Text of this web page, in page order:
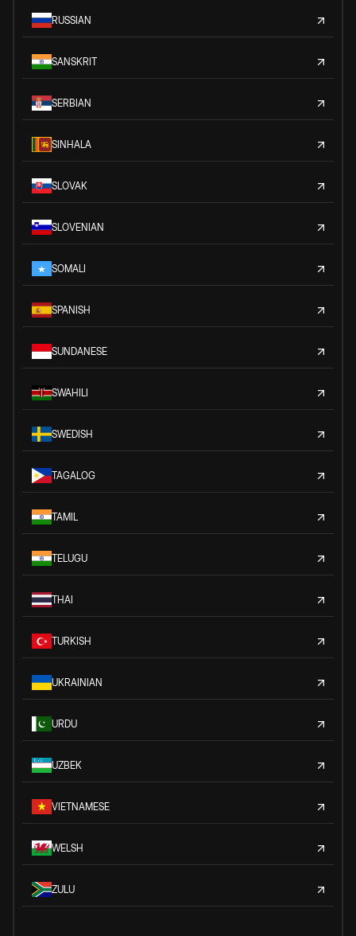
RUSSIAN
SANSKRIT
SERBIAN
SINHALA
SLOVAK
SLOVENIAN
SOMALI
SPANISH
SUNDANESE
SWAHILI
SWEDISH
TAGALOG
TAMIL
TELUGU
THAI
TURKISH
UKRAINIAN
URDU
UZBEK
VIETNAMESE
WELSH
ZULU